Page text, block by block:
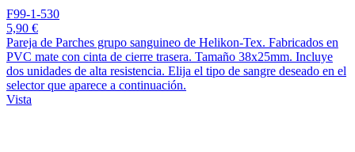
F99-1-530
5,90 €
Pareja de Parches grupo sanguineo de Helikon-Tex. Fabricados en
PVC mate con cinta de cierre trasera. Tamaño 38x25mm. Incluye
dos unidades de alta resistencia. Elija el tipo de sangre deseado en el
selector que aparece a continuación.
Vista